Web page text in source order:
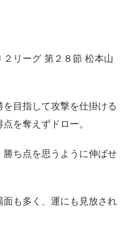
リーグ 第２８節 松本山
目指して攻撃を仕掛ける
を奪えずドロー。
勝ち点を思うように伸ばせ
も多く、運にも見放され